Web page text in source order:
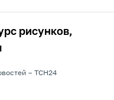
рисунков,
ТСН24